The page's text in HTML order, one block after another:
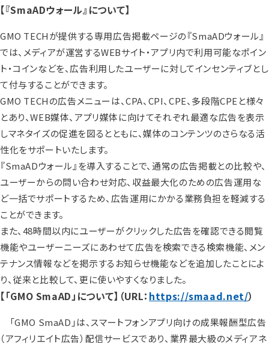
【『SmaADウォール』について】
GMO TECHが提供する専用広告掲載ページの『SmaADウォール』
では、メディアが運営するWEBサイト・アプリ内で利用可能なポイン
ト・コインなどを、広告利用したユーザーに対してインセンティブとし
て付与することができます。
GMO TECHの広告メニューは、CPA、CPI、CPE、多段階CPEと様々
とあり、WEB媒体、アプリ媒体に向けてそれぞれ最適な広告を表示
しマネタイズの促進を図るとともに、媒体のコンテンツのさらなる活
性化をサポートいたします。
『SmaADウォール』を導入することで、通常の広告掲載との比較や、
ユーザーからの問い合わせ対応、収益最大化のための広告運用な
ど一括でサポートするため、広告運用にかかる業務負担を軽減する
ことができます。
また、48時間以内にユーザーがクリックした広告を確認できる閲覧
機能やユーザーニーズにあわせて広告を検索できる検索機能、メン
テナンス情報などを掲示するお知らせ機能などを追加したことによ
り、従来と比較して、更に使いやすくなりました。
【「GMO SmaAD」について】（URL： https://smaad.net/）
「GMO SmaAD」は、スマートフォンアプリ向けの成果報酬型広告
（アフィリエイト広告）配信サービスであり、業界最大級のメディアネ